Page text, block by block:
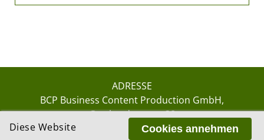
ADRESSE
BCP Business Content Production GmbH
Gotthardstrasse 38
8002 ZürichCookies annehmen
Diese Website